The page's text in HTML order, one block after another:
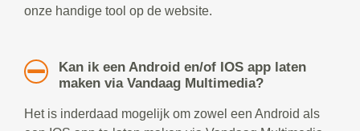
onze handige tool op de website.
Kan ik een Android en/of IOS app laten
maken via Vandaag Multimedia?
Het is inderdaad mogelijk om zowel een Android als